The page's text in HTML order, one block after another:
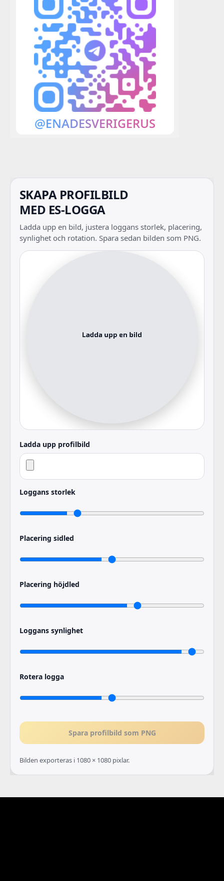
SKAPA PROFILBILD
MED ES-LOGGA
Ladda upp en bild, justera loggans storlek, placering,
synlighet och rotation. Spara sedan bilden som PNG.
Ladda upp profilbild
Loggans storlek
Placering sidled
Placering höjdled
Loggans synlighet
Rotera logga
Spara profilbild som PNG
Bilden exporteras i 1080 × 1080 pixlar.